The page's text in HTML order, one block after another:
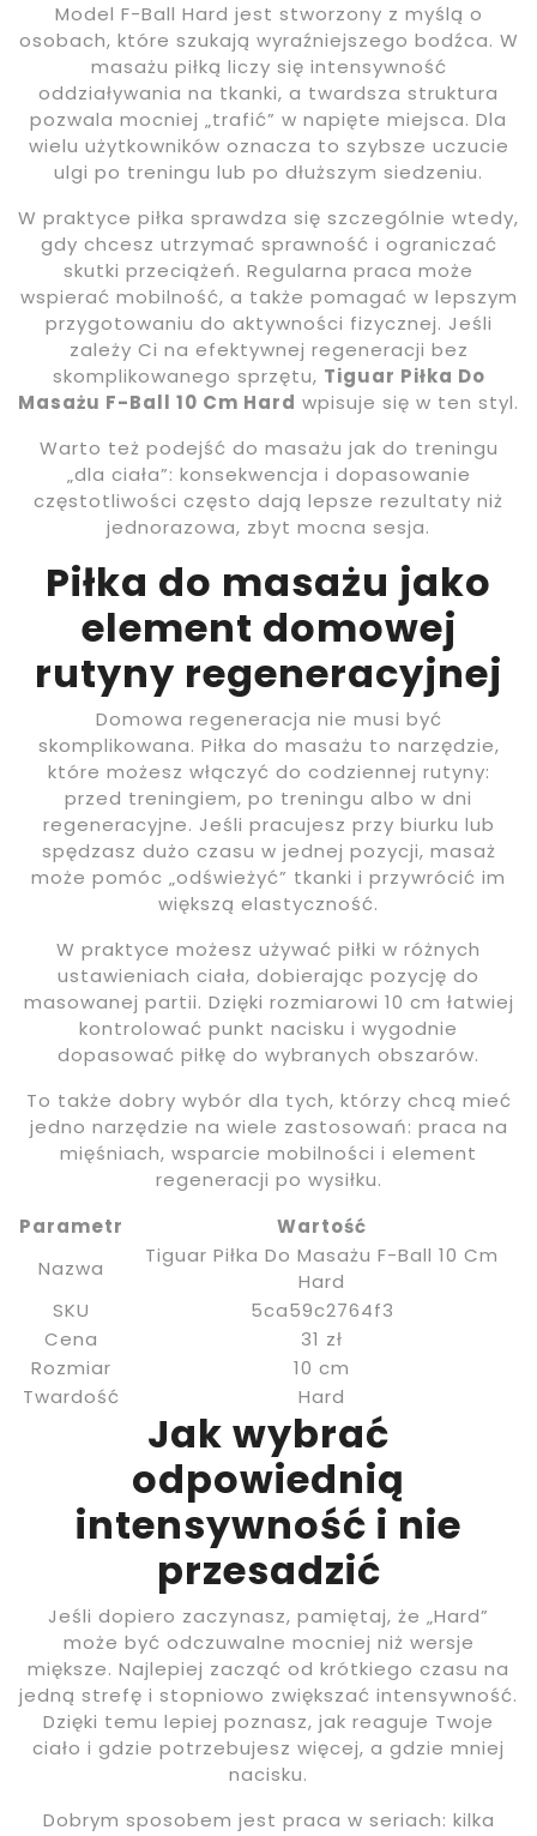
Model F-Ball Hard jest stworzony z myślą o
osobach, które szukają wyraźniejszego bodźca. W
masażu piłką liczy się intensywność
oddziaływania na tkanki, a twardsza struktura
pozwala mocniej „trafić” w napięte miejsca. Dla
wielu użytkowników oznacza to szybsze uczucie
ulgi po treningu lub po dłuższym siedzeniu.
W praktyce piłka sprawdza się szczególnie wtedy,
gdy chcesz utrzymać sprawność i ograniczać
skutki przeciążeń. Regularna praca może
wspierać mobilność, a także pomagać w lepszym
przygotowaniu do aktywności fizycznej. Jeśli
zależy Ci na efektywnej regeneracji bez
skomplikowanego sprzętu, Tiguar Piłka Do
Masażu F-Ball 10 Cm Hard wpisuje się w ten styl.
Warto też podejść do masażu jak do treningu
„dla ciała”: konsekwencja i dopasowanie
częstotliwości często dają lepsze rezultaty niż
jednorazowa, zbyt mocna sesja.
Piłka do masażu jako
element domowej
rutyny regeneracyjnej
Domowa regeneracja nie musi być
skomplikowana. Piłka do masażu to narzędzie,
które możesz włączyć do codziennej rutyny:
przed treningiem, po treningu albo w dni
regeneracyjne. Jeśli pracujesz przy biurku lub
spędzasz dużo czasu w jednej pozycji, masaż
może pomóc „odświeżyć” tkanki i przywrócić im
większą elastyczność.
W praktyce możesz używać piłki w różnych
ustawieniach ciała, dobierając pozycję do
masowanej partii. Dzięki rozmiarowi 10 cm łatwiej
kontrolować punkt nacisku i wygodnie
dopasować piłkę do wybranych obszarów.
To także dobry wybór dla tych, którzy chcą mieć
jedno narzędzie na wiele zastosowań: praca na
mięśniach, wsparcie mobilności i element
regeneracji po wysiłku.
Parametr
Wartość
Nazwa
Tiguar Piłka Do Masażu F-Ball 10 Cm
Hard
SKU
5ca59c2764f3
Cena
31 zł
Rozmiar
10 cm
Twardość
Hard
Jak wybrać
odpowiednią
intensywność i nie
przesadzić
Jeśli dopiero zaczynasz, pamiętaj, że „Hard”
może być odczuwalne mocniej niż wersje
miększe. Najlepiej zacząć od krótkiego czasu na
jedną strefę i stopniowo zwiększać intensywność.
Dzięki temu lepiej poznasz, jak reaguje Twoje
ciało i gdzie potrzebujesz więcej, a gdzie mniej
nacisku.
Dobrym sposobem jest praca w seriach: kilka